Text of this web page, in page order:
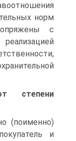
норм
с
степени
(поименно)
и